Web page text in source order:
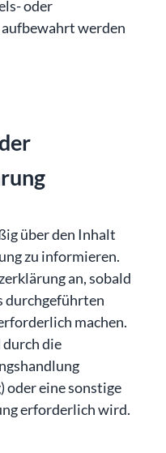
oder
werden
über den Inhalt
zu informieren.
an, sobald
durchgeführten
machen.
die
oder eine sonstige
erforderlich wird.